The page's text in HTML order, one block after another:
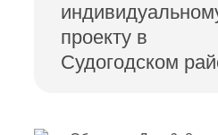
проекту в
Судогодском